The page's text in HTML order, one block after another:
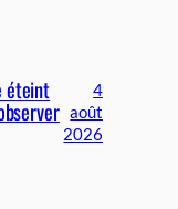
éteint
4
août
2026